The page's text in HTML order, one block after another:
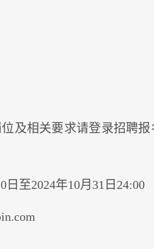
及相关要求请登录招聘
日至2024年10月31日24:00